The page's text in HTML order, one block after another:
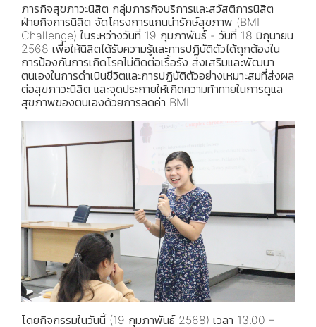
ภารกิจสุขภาวะนิสิต กลุ่มภารกิจบริการและสวัสติการนิสิต
ฝ่ายกิจการนิสิต จัดโครงการแกนนำรักษ์สุขภาพ (BMI
Challenge) ในระหว่างวันที่ 19 กุมภาพันธ์ - วันที่ 18 มิถุนายน
2568 เพื่อให้นิสิตได้รับความรู้และการปฏิบัติตัวได้ถูกต้องใน
การป้องกันการเกิดโรคไม่ติดต่อเรื้อรัง ส่งเสริมและพัฒนา
ตนเองในการดำเนินชีวิตและการปฏิบัติตัวอย่างเหมาะสมที่ส่งผล
ต่อสุขภาวะนิสิต และจุดประกายให้เกิดความท้าทายในการดูแล
สุขภาพของตนเองด้วยการลดค่า BMI
โดยกิจกรรมในวันนี้ (19 กุมภาพันธ์ 2568) เวลา 13.00 –